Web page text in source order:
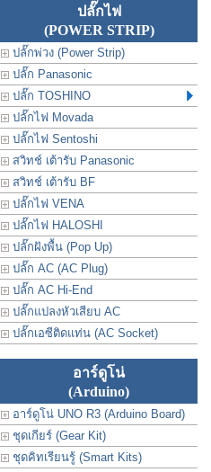
ปลั๊กไฟ
(POWER STRIP)
ปลั๊กพ่วง (Power Strip)
ปลั๊ก Panasonic
ปลั๊ก TOSHINO
ปลั๊กไฟ Movada
ปลั๊กไฟ Sentoshi
สวิทช์ เต้ารับ Panasonic
สวิทช์ เต้ารับ BF
ปลั๊กไฟ VENA
ปลั๊กไฟ HALOSHI
ปลั๊กฝังพื้น (Pop Up)
ปลั๊ก AC (AC Plug)
ปลั๊ก AC Hi-End
ปลั๊กแปลงหัวเสียบ AC
ปลั๊กเอซีติดแท่น (AC Socket)
อาร์ดูโน่
(Arduino)
อาร์ดูโน่ UNO R3 (Arduino Board)
ชุดเกียร์ (Gear Kit)
ชุดคิทเรียนรู้ (Smart Kits)